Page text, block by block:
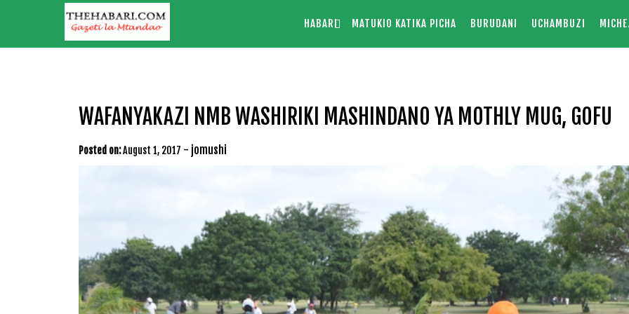
HABARI MATUKIO KATIKA PICHA BURUDANI UCHAMBUZI
WAFANYAKAZI NMB WASHIRIKI MASHINDANO YA MOTHLY MUG, GOFU
Posted on:August 1, 2017 - jomushi